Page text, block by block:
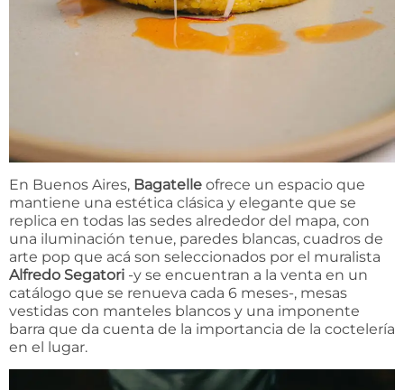
En Buenos Aires, Bagatelle ofrece un espacio que
mantiene una estética clásica y elegante que se
replica en todas las sedes alrededor del mapa, con
una iluminación tenue, paredes blancas, cuadros de
arte pop que acá son seleccionados por el muralista
Alfredo Segatori -y se encuentran a la venta en un
catálogo que se renueva cada 6 meses-, mesas
vestidas con manteles blancos y una imponente
barra que da cuenta de la importancia de la coctelería
en el lugar.